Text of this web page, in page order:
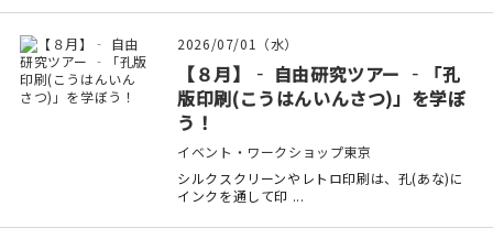
2026/07/01（水）
【８月】‐ 自由研究ツアー ‐「孔
版印刷(こうはんいんさつ)」を学ぼ
う！
イベント・ワークショップ東京
シルクスクリーンやレトロ印刷は、孔(あな)に
インクを通して印 ...